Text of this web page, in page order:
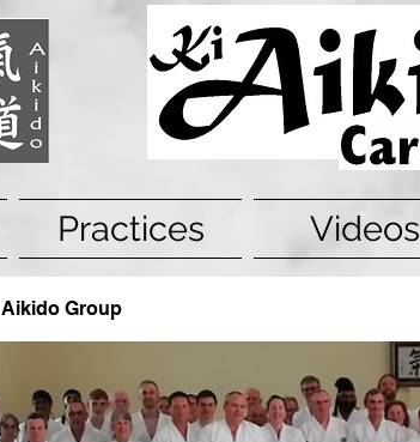
Practices Videos
Aikido Group